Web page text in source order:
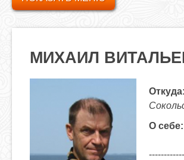
МИХАИЛ
Откуда:
О себе: